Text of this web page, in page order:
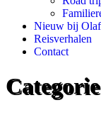
Nieuw bij Olaf
Reisverhalen
Contact